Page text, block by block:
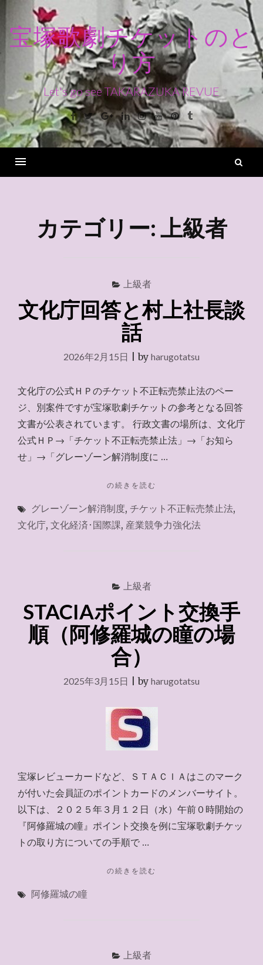
ン
ス
キ
ッ
宝塚歌劇チケットのと
り方
Let's go see TAKARAZUKA REVUE
Facebook
TwitterGoogle+LinkedinInstagram
YoutubePinterest
Tumblr
カテゴリー:上級者
上級者
文化庁回答と村上社長談
話
2026年2月15日 |by harugotatsu
文化庁の公式ＨＰのチケット不正転売禁止法のペー
ジ、別案件ですが宝塚歌劇チケットの参考となる回答
文書が公表されています。 行政文書の場所は、文化庁
公式ＨＰ→「チケット不正転売禁止法」→「お知ら
せ」→「グレーゾーン解消制度に …
"文
庁
回
社
談
話"
の続きを読む
グレーゾーン解消制度, チケット不正転売禁止法,
文化庁, 文化経済･国際課, 産業競争力強化法
上級者
STACIAポイント交換手
順（阿修羅城の瞳の場
合）
2025年3月15日 |by harugotatsu
宝塚レビューカードなど、ＳＴＡＣＩＡはこのマーク
が付いた会員証のポイントカードのメンバーサイト。
以下は、２０２５年３月１２日（水）午前０時開始の
『阿修羅城の瞳』ポイント交換を例に宝塚歌劇チケッ
トの取り方についての手順で …
"STACIA
手
の続きを読む
阿修羅城の瞳
上級者